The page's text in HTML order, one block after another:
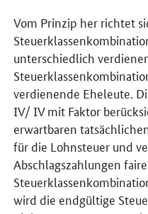
Vom Prinzip her richtet
unterschiedlich
verdienende Eheleute.
IV/ IV mit Faktor
erwartbaren
für die Lohnsteuer und
Abschlagszahlungen
wird die endgültige